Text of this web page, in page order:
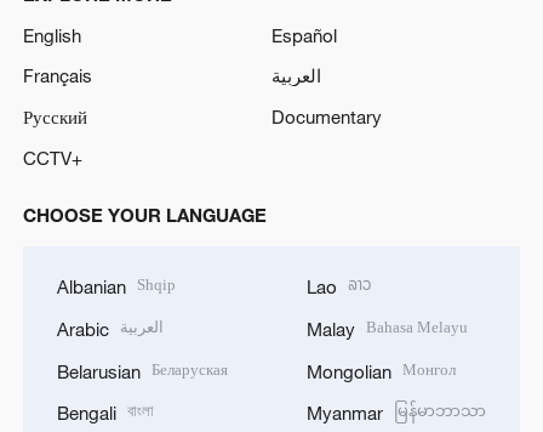
English
Español
Français
العربية
Русский
Documentary
CCTV+
CHOOSE YOUR LANGUAGE
Albanian Shqip
Arabic العربية
Belarusian Беларуская
Bengali বাংলা
Lao ລາວ
Malay Bahasa Melayu
Mongolian Монгол
Myanmar မြန်မာဘာသာ